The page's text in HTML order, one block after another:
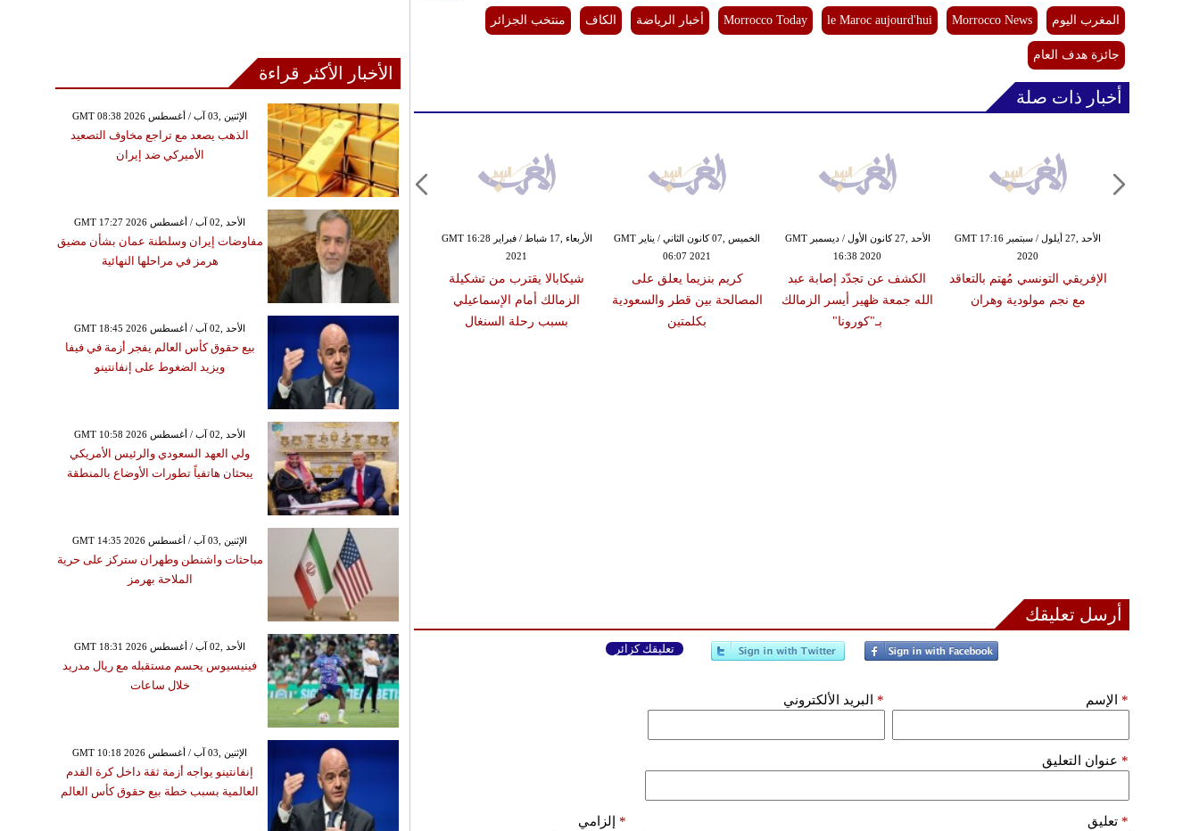
المغرب اليوم Morrocco News
le Maroc aujourd'hui
Morrocco Today أخبار الرياضة الكاف منتخب الجزائر
جائزة هدف العام
أخبار ذات صلة
الأربعاء ,17 شباط / فبراير GMT 20:59
2021
مروان محسن يرفع شعار "لا
وقت للراحة" بتدريبات مكثفة
من داخل الجيم
الأربعاء ,17 شباط / فبراير GMT 16:28
2021
شيكابالا يقترب من تشكيلة
الزمالك أمام الإسماعيلي
بسبب رحلة السنغال
الخميس ,07 كانون الثاني / يناير GMT
06:07 2021
كريم بنزيما يعلق على
المصالحة بين قطر والسعودية
بكلمتين
الأحد ,27 كانون الأول / ديسمبر GMT
16:38 2020
الكشف عن تجدّد إصابة عبد
الله جمعة ظهير أيسر الزمالك
بـ"كورونا"
الأحد ,27 أيلول / سبتمبر GMT 17:16
2020
الإفريقي التونسي مُهتم بالتعاقد
مع نجم مولودية وهران
أرسل تعليقك
تعليقك كزائر
الإسم * البريد الألكتروني *
عنوان التعليق *
تعليق * إلزامي *
الأخبار الأكثر قراءة
GMT 08:38 2026 الإثنين ,03 آب / أغسطس
الذهب يصعد مع تراجع مخاوف التصعيد
الأميركي ضد إيران
GMT 17:27 2026 الأحد ,02 آب / أغسطس
مفاوضات إيران وسلطنة عمان بشأن مضيق
هرمز في مراحلها النهائية
GMT 18:45 2026 الأحد ,02 آب / أغسطس
بيع حقوق كأس العالم يفجر أزمة في فيفا
ويزيد الضغوط على إنفانتينو
GMT 10:58 2026 الأحد ,02 آب / أغسطس
ولي العهد السعودي والرئيس الأمريكي
يبحثان هاتفياً تطورات الأوضاع بالمنطقة
GMT 14:35 2026 الإثنين ,03 آب / أغسطس
مباحثات واشنطن وطهران ستركز على حرية
الملاحة بهرمز
GMT 18:31 2026 الأحد ,02 آب / أغسطس
فينيسيوس يحسم مستقبله مع ريال مدريد
خلال ساعات
GMT 10:18 2026 الإثنين ,03 آب / أغسطس
إنفانتينو يواجه أزمة ثقة داخل كرة القدم
العالمية بسبب خطة بيع حقوق كأس العالم